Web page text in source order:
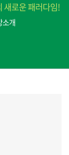
새로운 패러다임!
소개